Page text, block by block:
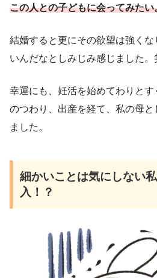
この人との子どもに会ってみたい
結婚すると更にその欲望は強く
いんだなとしみじみ感じました。
幸運にも、妊活を始めてわりと
のつわり、出産を経て、私の母
ました。
細かいことは気にしない
入！？